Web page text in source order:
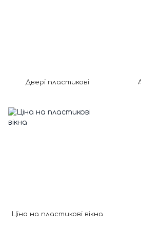
Двері пластикові
Ціна на пластикові вікна